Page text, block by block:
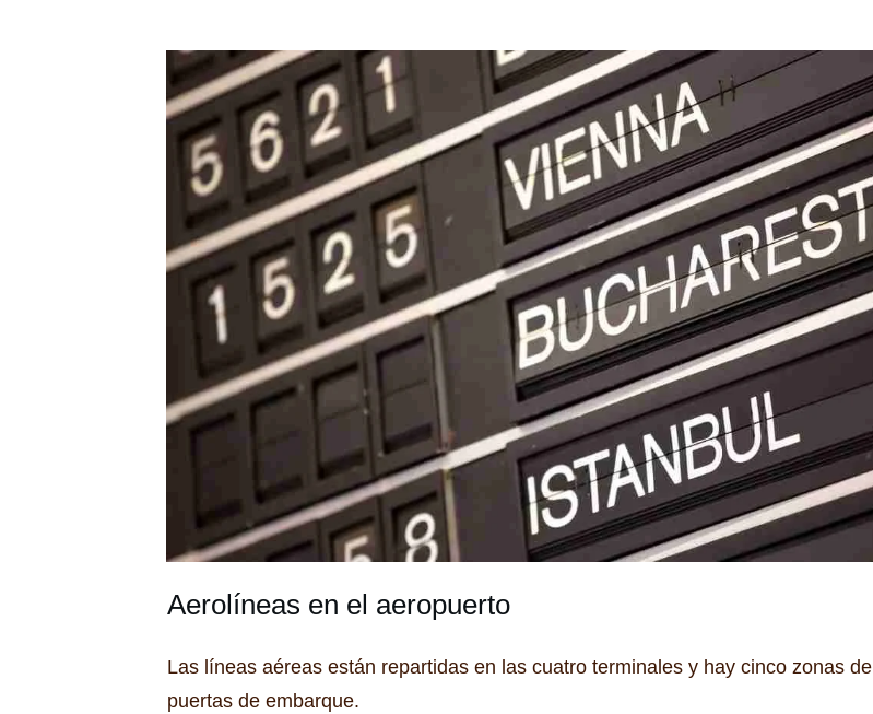
Aerolíneas en el aeropuerto
Las líneas aéreas están repartidas en las cuatro terminales y hay cinco zonas de
puertas de embarque.